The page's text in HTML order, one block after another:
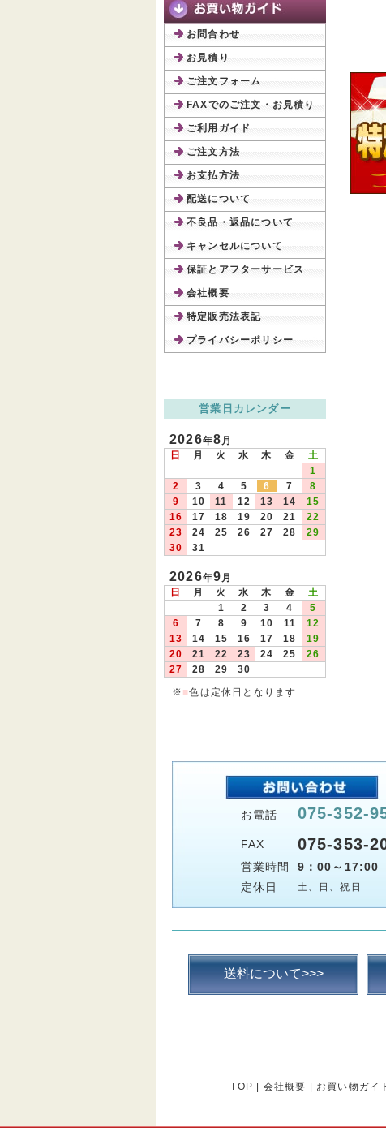
お問合わせ
お見積り
ご注文フォーム
FAXでのご注文・お見積り
ご利用ガイド
ご注文方法
お支払方法
配送について
不良品・返品について
キャンセルについて
保証とアフターサービス
会社概要
特定販売法表記
プライバシーポリシー
営業日カレンダー
2026年8月
日
月 火 水 木 金
土
1
2
3 4 5 6 7
8
9
10 11 12 13 14
15
16
17 18 19 20 21
22
23
24 25 26 27 28
29
30
31
2026年9月
日
月 火 水 木 金
土
1
2 3 4
5
6
7 8 9 10 11
12
13
14 15 16 17 18
19
20
21 22 23 24 25
26
27
28 29
30
※ ■色は定休日となります
お電話 075-352-
FAX 075-353-
営業時間
9：00～17:00
定休日
土、日、祝日
送料について>>>
TOP 会社概要 お買い物ガイ